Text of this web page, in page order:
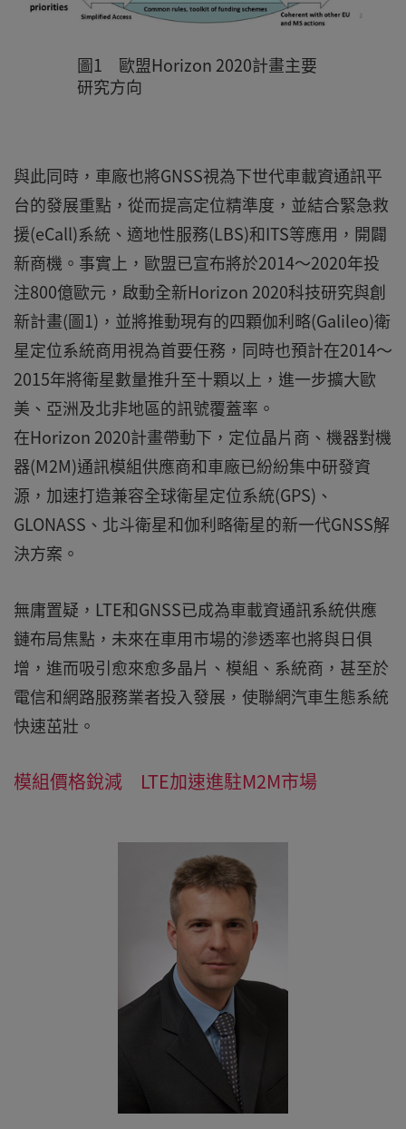
圖1 歐盟Horizon 2020計畫主要
研究方向
與此同時，車廠也將GNSS視為下世代車載資通訊平
台的發展重點，從而提高定位精準度，並結合緊急救
援(eCall)系統、適地性服務(LBS)和ITS等應用，開闢
新商機。事實上，歐盟已宣布將於2014～2020年投
注800億歐元，啟動全新Horizon 2020科技研究與創
新計畫(圖1)，並將推動現有的四顆伽利略(Galileo)衛
星定位系統商用視為首要任務，同時也預計在2014～
2015年將衛星數量推升至十顆以上，進一步擴大歐
美、亞洲及北非地區的訊號覆蓋率。
在Horizon 2020計畫帶動下，定位晶片商、機器對機
器(M2M)通訊模組供應商和車廠已紛紛集中研發資
源，加速打造兼容全球衛星定位系統(GPS)、
GLONASS、北斗衛星和伽利略衛星的新一代GNSS解
決方案。
無庸置疑，LTE和GNSS已成為車載資通訊系統供應
鏈布局焦點，未來在車用市場的滲透率也將與日俱
增，進而吸引愈來愈多晶片、模組、系統商，甚至於
電信和網路服務業者投入發展，使聯網汽車生態系統
快速茁壯。
模組價格銳減 LTE加速進駐M2M市場